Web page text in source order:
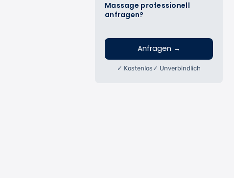
Massage professionell
anfragen?
Anfragen →
✓ Kostenlos ✓ Unverbindlich